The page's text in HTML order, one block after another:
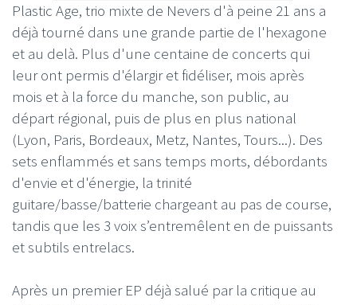
Plastic Age, trio mixte de Nevers d'à peine 21 ans a
déjà tourné dans une grande partie de l'hexagone
et au delà. Plus d'une centaine de concerts qui
leur ont permis d'élargir et fidéliser, mois après
mois et à la force du manche, son public, au
départ régional, puis de plus en plus national
(Lyon, Paris, Bordeaux, Metz, Nantes, Tours...). Des
sets enflammés et sans temps morts, débordants
d'envie et d'énergie, la trinité
guitare/basse/batterie chargeant au pas de course,
tandis que les 3 voix s’entremêlent en de puissants
et subtils entrelacs.
Après un premier EP déjà salué par la critique au